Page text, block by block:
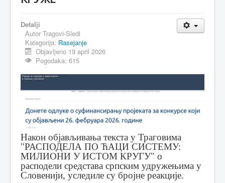
FELJTON
SPORT
PISMA ČITALACA
IMPRESUM
Detalji
Autor Tragovi-Sledi
Kategorija: Rasejanje
Objavljeno 19 april 2026
Pogodaka: 615
Након објављивања текста у Траговима
"РАСПОДЕЛА ПО ЋАЦИ СИСТЕМУ:
МИЛИОНИ У ИСТОМ КРУГУ" о
расподели средстава српским удружењима у
Словенији, уследиле су бројне реакције.